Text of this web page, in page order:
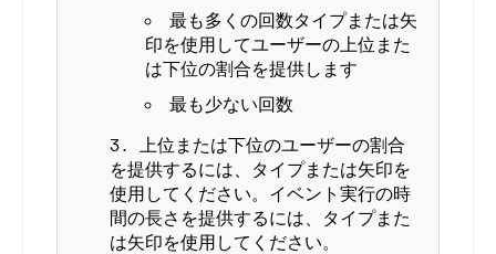
最も多くの回数タイプまたは矢
印を使用してユーザーの上位また
は下位の割合を提供します
最も少ない回数
上位または下位のユーザーの割合
を提供するには、タイプまたは矢印を
使用してください。イベント実行の時
間の長さを提供するには、タイプまた
は矢印を使用してください。